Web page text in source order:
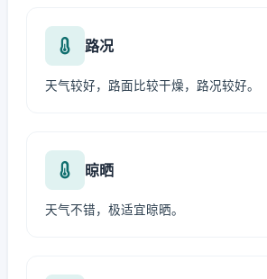
路况
天气较好，路面比较干燥，路况较好。
晾晒
天气不错，极适宜晾晒。